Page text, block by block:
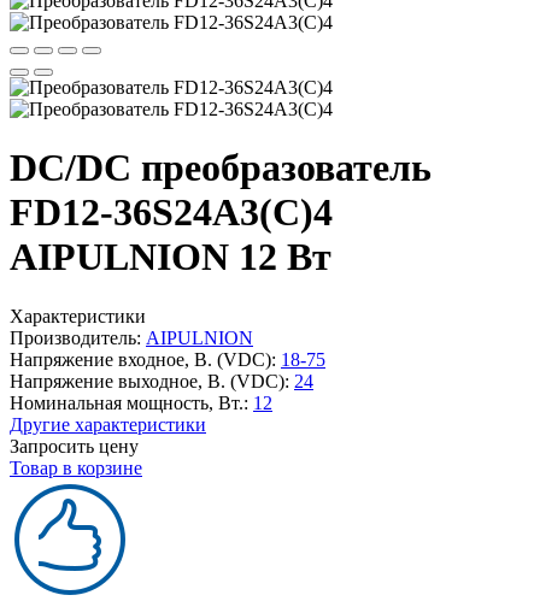
DC/DC преобразователь
FD12-36S24A3(C)4
AIPULNION 12 Вт
Характеристики
Производитель: AIPULNION
Напряжение входное, В. (VDC): 18-75
Напряжение выходное, В. (VDC): 24
Номинальная мощность, Вт.: 12
Другие характеристики
Запросить цену
Товар в корзине